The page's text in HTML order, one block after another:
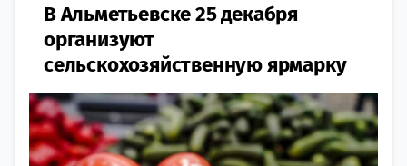
В Альметьевске 25 декабря
организуют
сельскохозяйственную ярмарку